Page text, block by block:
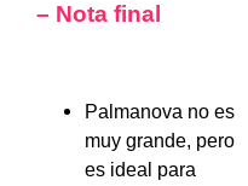
– Nota final
Palmanova no es
muy grande, pero
es ideal para